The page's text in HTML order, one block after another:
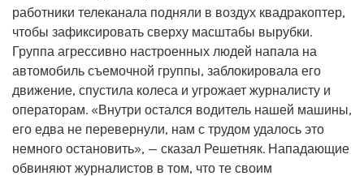
работники телеканала подняли в воздух квадракоптер,
чтобы зафиксировать сверху масштабы вырубки.
Группа агрессивно настроенных людей напала на
автомобиль съемочной группы, заблокировала его
движение, спустила колеса и угрожает журналисту и
операторам. «Внутри остался водитель нашей машины,
его едва не перевернули, нам с трудом удалось это
немного остановить», — сказал Решетняк. Нападающие
обвиняют журналистов в том, что те своим